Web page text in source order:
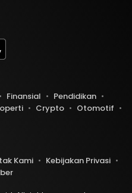
Finansial
Pendidikan
Crypto
Otomotif
Kami
Kebijakan Privasi